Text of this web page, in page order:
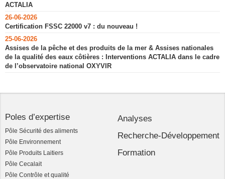
ACTALIA
26-06-2026
Certification FSSC 22000 v7 : du nouveau !
25-06-2026
Assises de la pêche et des produits de la mer & Assises nationales
de la qualité des eaux côtières : Interventions ACTALIA dans le cadre
de l’observatoire national OXYVIR
Poles d’expertise
Pôle Sécurité des aliments
Pôle Environnement
Pôle Produits Laitiers
Pôle Cecalait
Pôle Contrôle et qualité
Analyses
Recherche-Développement
Formation